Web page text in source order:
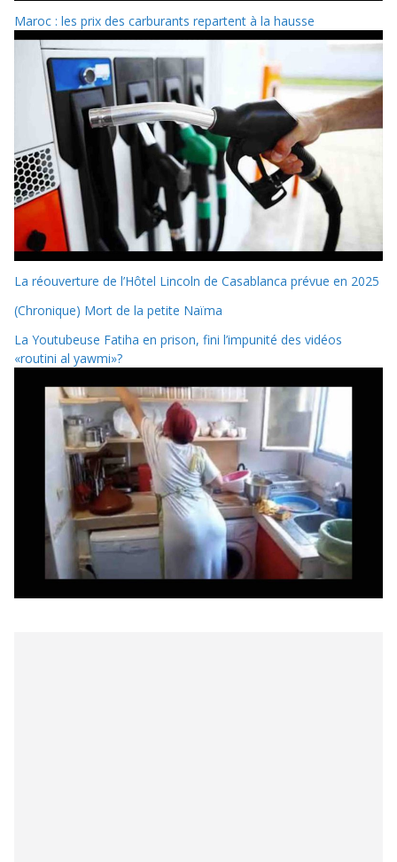
Maroc : les prix des carburants repartent à la hausse
La réouverture de l’Hôtel Lincoln de Casablanca prévue en 2025
(Chronique) Mort de la petite Naïma
La Youtubeuse Fatiha en prison, fini l’impunité des vidéos
«routini al yawmi»?